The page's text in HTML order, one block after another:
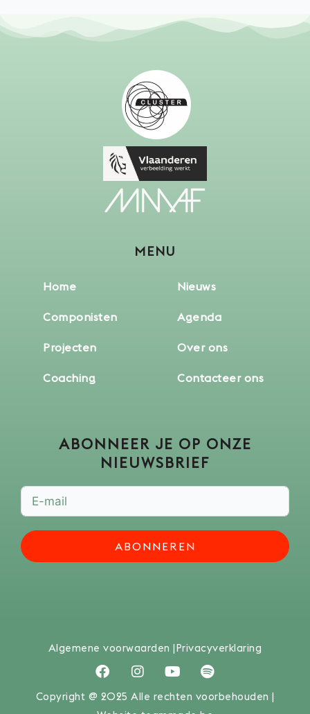
MENU
Home
Componisten
Projecten
Coaching
Nieuws
Agenda
Over ons
Contacteer ons
ABONNEER JE OP ONZE
NIEUWSBRIEF
ABONNEREN
Copyright @ 2025 Alle rechten voorbehouden |
F
a
c
e
I
n
s
t
Y
o
u
t
S
p
o
t
Algemene voorwaarden |Privacyverklaring